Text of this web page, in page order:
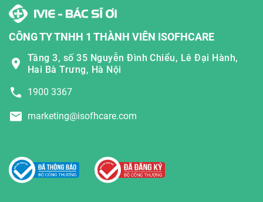
CÔNG TY TNHH 1 THÀNH VIÊN ISOFHCARE
Tầng 3, số 35 Nguyễn Đình Chiểu, Lê Đại Hành,
Hai Bà Trưng, Hà Nội
1900 3367
marketing@isofhcare.com